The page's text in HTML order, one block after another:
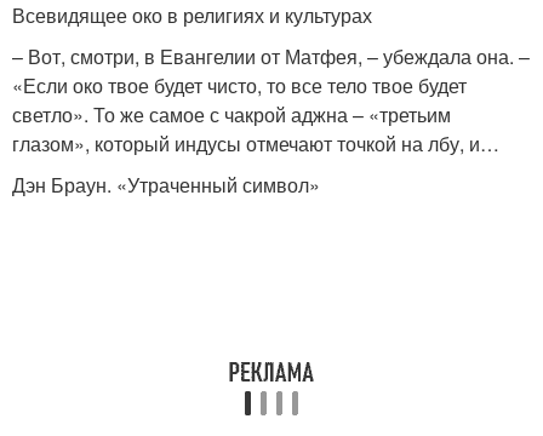
Всевидящее око в религиях и культурах
– Вот, смотри, в Евангелии от Матфея, – убеждала она. –
«Если око твое будет чисто, то все тело твое будет
светло». То же самое с чакрой аджна – «третьим
глазом», который индусы отмечают точкой на лбу, и…
Дэн Браун. «Утраченный символ»